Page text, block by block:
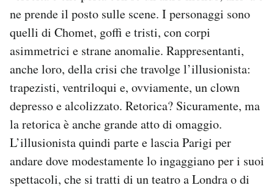
ne prende il posto sulle scene. I personaggi sono
quelli di Chomet, goffi e tristi, con corpi
asimmetrici e strane anomalie. Rappresentanti,
anche loro, della crisi che travolge l’illusionista:
trapezisti, ventriloqui e, ovviamente, un clown
depresso e alcolizzato. Retorica? Sicuramente, ma
la retorica è anche grande atto di omaggio.
L’illusionista quindi parte e lascia Parigi per
andare dove modestamente lo ingaggiano per i suoi
spettacoli, che si tratti di un teatro a Londra o di